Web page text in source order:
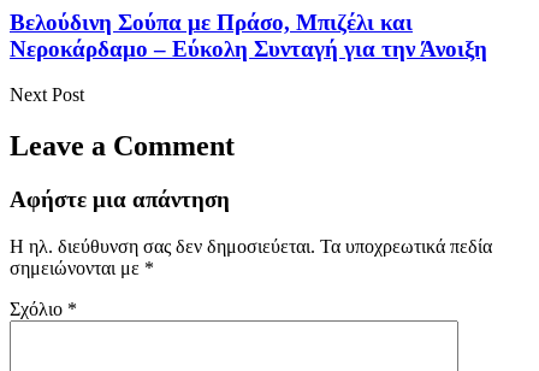
Βελούδινη Σούπα με Πράσο, Μπιζέλι και
Νεροκάρδαμο – Εύκολη Συνταγή για την Άνοιξη
Next Post
Leave a Comment
Αφήστε μια απάντηση
Η ηλ. διεύθυνση σας δεν δημοσιεύεται. Τα υποχρεωτικά πεδία
σημειώνονται με *
Σχόλιο *